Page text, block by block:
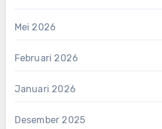
Mei 2026
Februari 2026
Januari 2026
Desember 2025